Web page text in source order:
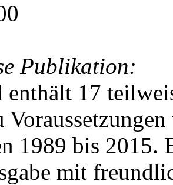
Publikation:
enthält 17
1989 bis 2015.
mit